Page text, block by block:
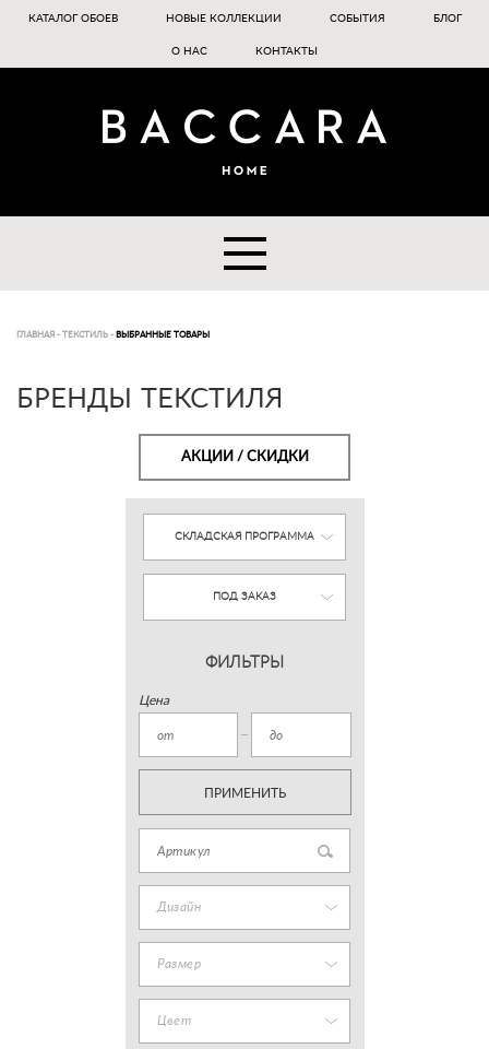
КАТАЛОГ ОБОЕВ НОВЫЕ КОЛЛЕКЦИИ СОБЫТИЯ БЛОГ
О НАС КОНТАКТЫ
ГЛАВНАЯ - ТЕКСТИЛЬ - ВЫБРАННЫЕ ТОВАРЫ
БРЕНДЫ ТЕКСТИЛЯ
АКЦИИ / СКИДКИ
СКЛАДСКАЯ ПРОГРАММА
ПОД ЗАКАЗ
ФИЛЬТРЫ
Цена
ПРИМЕНИТЬ
Дизайн
Размер
Цвет